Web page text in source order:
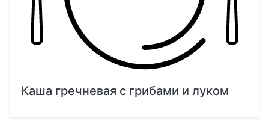
Каша гречневая с грибами и луком